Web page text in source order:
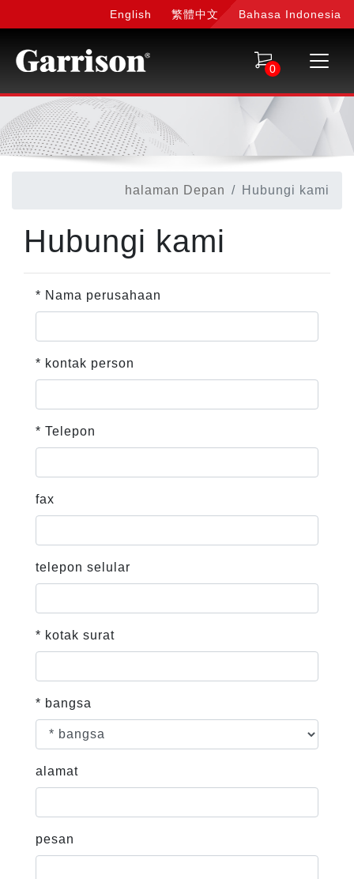
English 繁體中文 Bahasa Indonesia
0
halaman Depan Hubungi kami
Hubungi kami
* Nama perusahaan
* kontak person
* Telepon
fax
telepon selular
* kotak surat
* bangsa
alamat
pesan